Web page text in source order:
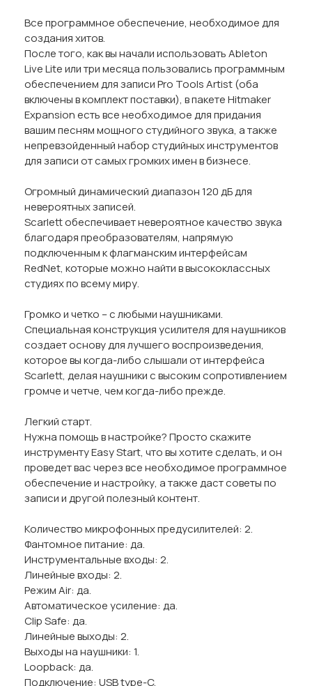
Все программное обеспечение, необходимое для
создания хитов.
После того, как вы начали использовать Ableton
Live Lite или три месяца пользовались программным
обеспечением для записи Pro Tools Artist (оба
включены в комплект поставки), в пакете Hitmaker
Expansion есть все необходимое для придания
вашим песням мощного студийного звука, а также
непревзойденный набор студийных инструментов
для записи от самых громких имен в бизнесе.
Огромный динамический диапазон 120 дБ для
невероятных записей.
Scarlett обеспечивает невероятное качество звука
благодаря преобразователям, напрямую
подключенным к флагманским интерфейсам
RedNet, которые можно найти в высококлассных
студиях по всему миру.
Громко и четко – с любыми наушниками.
Специальная конструкция усилителя для наушников
создает основу для лучшего воспроизведения,
которое вы когда-либо слышали от интерфейса
Scarlett, делая наушники с высоким сопротивлением
громче и четче, чем когда-либо прежде.
Легкий старт.
Нужна помощь в настройке? Просто скажите
инструменту Easy Start, что вы хотите сделать, и он
проведет вас через все необходимое программное
обеспечение и настройку, а также даст советы по
записи и другой полезный контент.
Количество микрофонных предусилителей: 2.
Фантомное питание: да.
Инструментальные входы: 2.
Линейные входы: 2.
Режим Air: да.
Автоматическое усиление: да.
Clip Safe: да.
Линейные выходы: 2.
Выходы на наушники: 1.
Loopback: да.
Подключение: USB type-C.